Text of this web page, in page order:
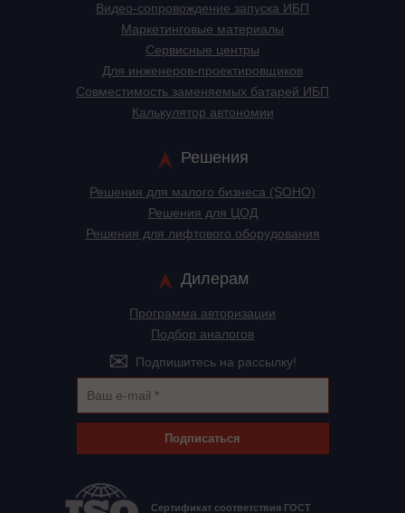
Видео-сопровождение запуска ИБП
Маркетинговые материалы
Сервисные центры
Для инженеров-проектировщиков
Cовместимость заменяемых батарей ИБП
Калькулятор автономии
Решения
Решения для малого бизнеса (SOHO)
Решения для ЦОД
Решения для лифтового оборудования
Дилерам
Программа авторизации
Подбор аналогов
Подпишитесь на рассылку!
Подписаться
Сертификат соответствия ГОСТ